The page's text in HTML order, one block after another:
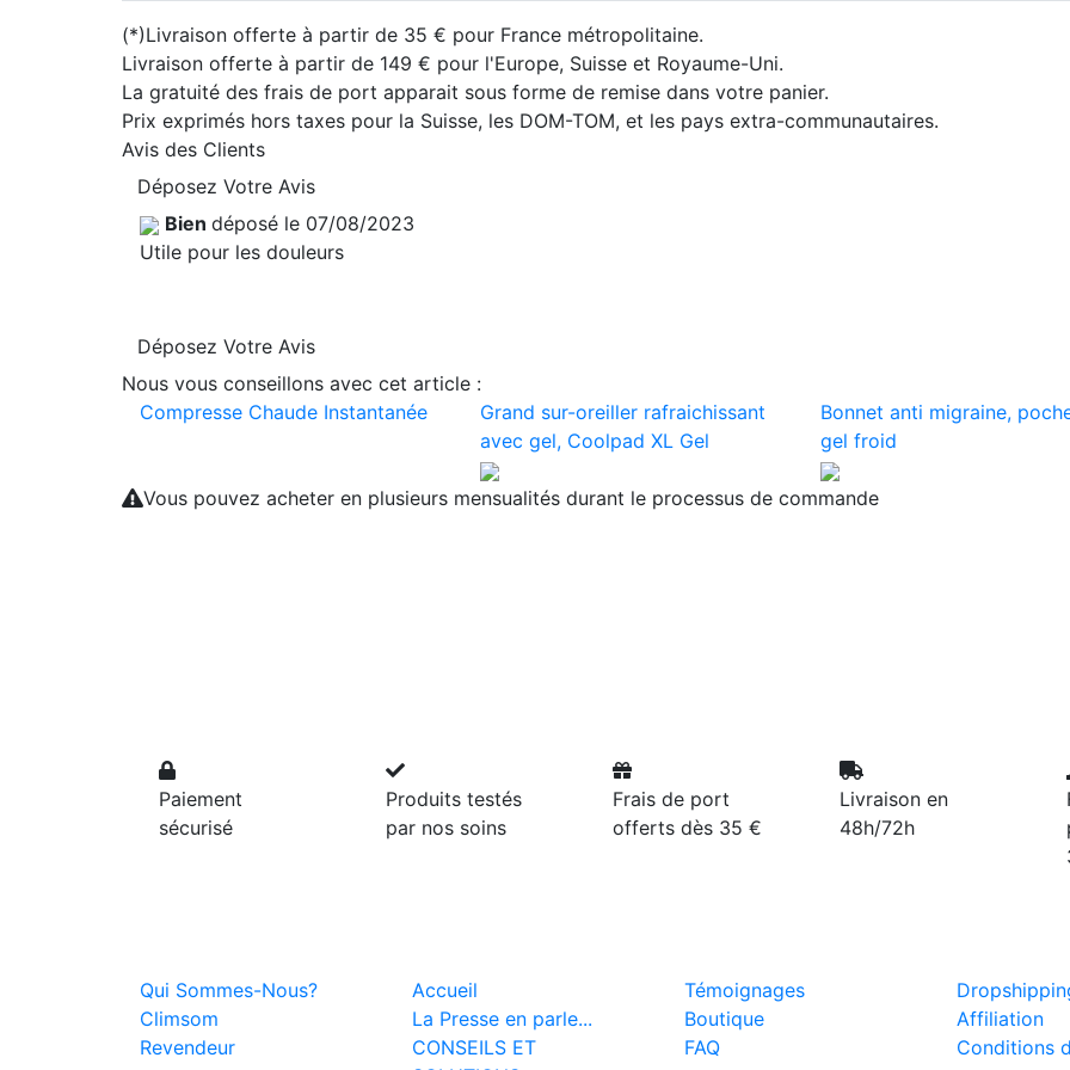
(*)Livraison offerte à partir de 35 € pour France métropolitaine.
Livraison offerte à partir de 149 € pour l'Europe, Suisse et Royaume-Uni.
La gratuité des frais de port apparait sous forme de remise dans votre panier.
Prix exprimés hors taxes pour la Suisse, les DOM-TOM, et les pays extra-communautaires.
Avis des Clients
Déposez Votre Avis
Bien déposé le 07/08/2023
Utile pour les douleurs
Déposez Votre Avis
Nous vous conseillons avec cet article :
Compresse Chaude Instantanée
Grand sur-oreiller rafraichissant
avec gel, Coolpad XL Gel
Bonnet anti migraine,
gel froid
Vous pouvez acheter en plusieurs mensualités durant le processus de commande
Paiement
sécurisé
Produits testés
par nos soins
Frais de port
offerts dès 35 €
Livraison en
48h/72h
Qui Sommes-Nous? Accueil Témoignages
Climsom
La Presse en parle... Boutique
Affiliation
Revendeur
CONSEILS ET
FAQ Conditions